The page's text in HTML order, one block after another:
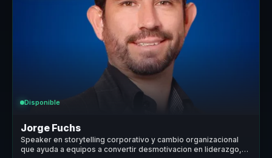
Disponible
Jorge Fuchs
Speaker en storytelling corporativo y cambio organizacional
que ayuda a equipos a convertir desmotivacion en liderazgo,